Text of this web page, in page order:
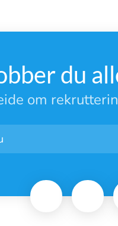
du
om